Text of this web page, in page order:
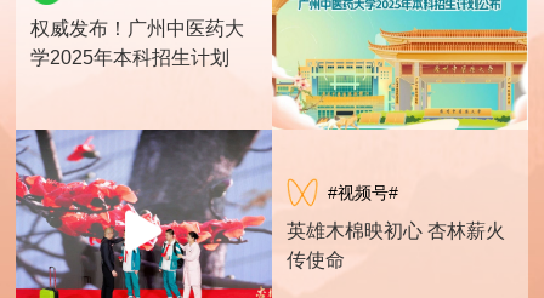
权威发布！广州中医药大
学2025年本科招生计划
#视频号#
英雄木棉映初心 杏林薪火
传使命